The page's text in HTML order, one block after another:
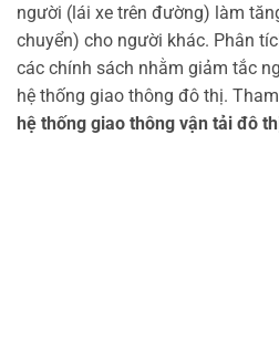
người (lái xe trên đường) làm
chuyển) cho người khác. Phân
các chính sách nhằm giảm tắc
hệ thống giao thông đô thị.
hệ thống giao thông vận tải đô